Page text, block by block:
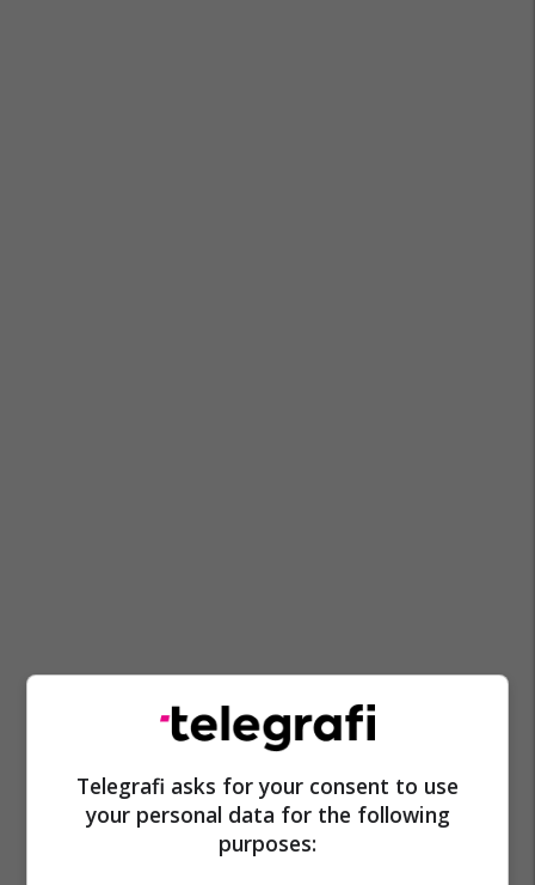
Telegrafi asks for your consent to use
your personal data for the following
purposes: